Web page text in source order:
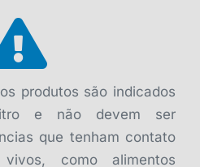
produtos são indicados
e não devem ser
que tenham contato
como alimentos